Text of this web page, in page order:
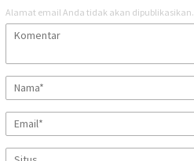
Alamat email Anda tidak akan dipublikasikan.